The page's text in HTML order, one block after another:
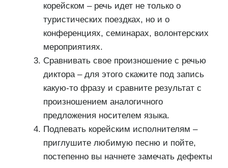
корейском – речь идет не только о
туристических поездках, но и о
конференциях, семинарах, волонтерских
мероприятиях.
Сравнивать свое произношение с речью
диктора – для этого скажите под запись
какую-то фразу и сравните результат с
произношением аналогичного
предложения носителем языка.
Подпевать корейским исполнителям –
приглушите любимую песню и пойте,
постепенно вы начнете замечать дефекты